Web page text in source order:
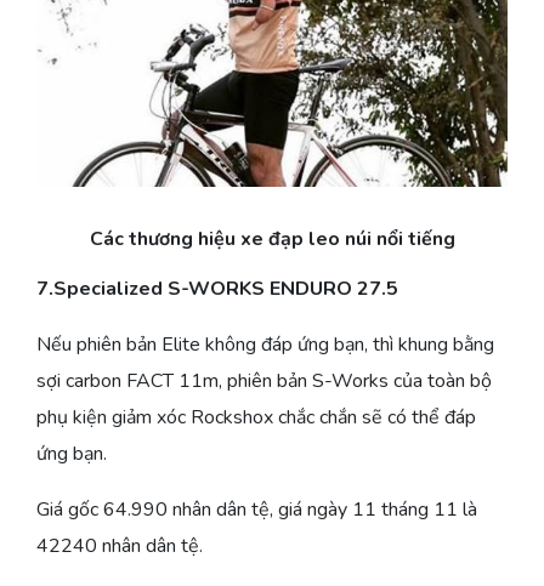
Các thương hiệu xe đạp leo núi nổi tiếng
7.Specialized S-WORKS ENDURO 27.5
Nếu phiên bản Elite không đáp ứng bạn, thì khung bằng
sợi carbon FACT 11m, phiên bản S-Works của toàn bộ
phụ kiện giảm xóc Rockshox chắc chắn sẽ có thể đáp
ứng bạn.
Giá gốc 64.990 nhân dân tệ, giá ngày 11 tháng 11 là
42240 nhân dân tệ.